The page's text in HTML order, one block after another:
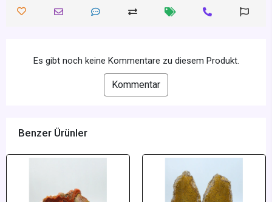
Es gibt noch keine Kommentare zu diesem Produkt.
Kommentar
Benzer Ürünler